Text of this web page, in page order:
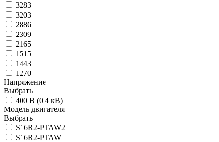
3283
3203
2886
2309
2165
1515
1443
1270
Напряжение
Выбрать
400 В (0,4 кВ)
Модель двигателя
Выбрать
S16R2-PTAW2
S16R2-PTAW